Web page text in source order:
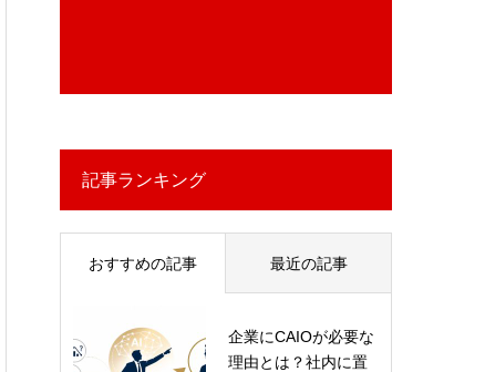
記事ランキング
おすすめの記事 最近の記事
企業にCAIOが必要な
理由とは？社内に置